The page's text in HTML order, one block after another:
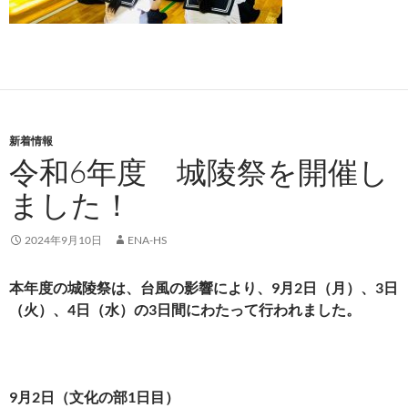
新着情報
令和6年度 城陵祭を開催し
ました！
2024年9月10日 ENA-HS
本年度の城陵祭は、台風の影響により、9月2日（月）、3日
（火）、4日（水）の3日間にわたって行われました。
9月2日（文化の部1日目）